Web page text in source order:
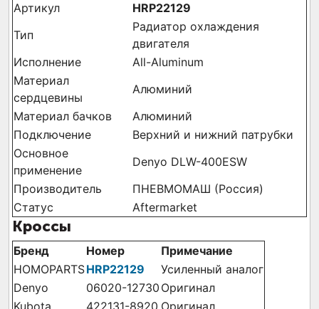
Артикул
HRP22129
Тип
Радиатор охлаждения
двигателя
Исполнение
All-Aluminum
Материал
сердцевины
Алюминий
Материал бачков
Алюминий
Подключение
Верхний и нижний патрубки
Основное
применение
Denyo DLW-400ESW
Производитель
ПНЕВМОМАШ (Россия)
Статус
Aftermarket
Кроссы
Бренд Номер
Примечание
HOMOPARTSHRP22129
Усиленный аналог
Denyo
06020-12730 Оригинал